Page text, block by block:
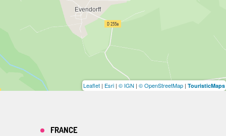
Leaflet | Esri | © IGN | © OpenStreetMap | TouristicMaps
FRANCE